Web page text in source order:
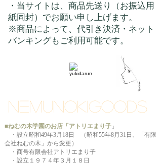
・当サイトは、商品先送り（お振込用
紙同封）でお願い申し上げます。
​※商品によって、代引き決済・ネット
バンキングもご利用可能です。
NEMUNOKIGOODS
■ねむの木学園のお店「アトリエまり子 」
・設立昭和49年3月18日 （昭和55年8月31日、「有限
会社ねむの木」から変更）
・商号有限会社アトリエまり子
・設立１９７４年３月１８日